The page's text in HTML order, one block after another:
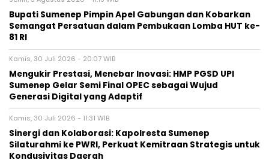
Bupati Sumenep Pimpin Apel Gabungan dan Kobarkan
Semangat Persatuan dalam Pembukaan Lomba HUT ke-
81 RI
Kamis, 30 Juli 2026 - 20:07 WIB
Mengukir Prestasi, Menebar Inovasi: HMP PGSD UPI
Sumenep Gelar Semi Final OPEC sebagai Wujud
Generasi Digital yang Adaptif
Kamis, 30 Juli 2026 - 11:31 WIB
Sinergi dan Kolaborasi: Kapolresta Sumenep
Silaturahmi ke PWRI, Perkuat Kemitraan Strategis untuk
Kondusivitas Daerah